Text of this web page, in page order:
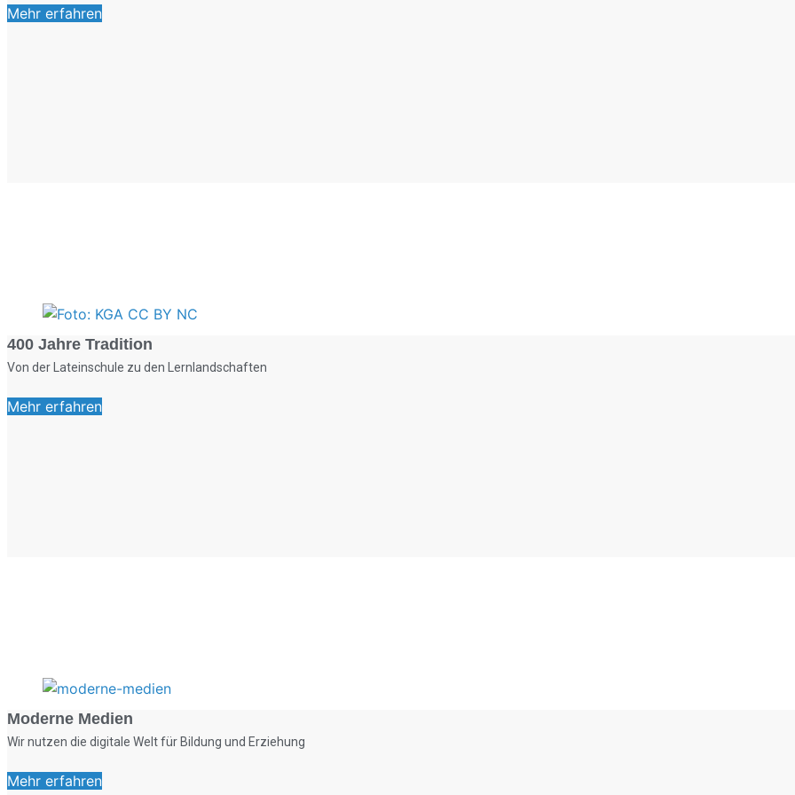
Mehr erfahren
400 Jahre Tradition
Von der Lateinschule zu den Lernlandschaften
Mehr erfahren
Moderne Medien
Wir nutzen die digitale Welt für Bildung und Erziehung
Mehr erfahren